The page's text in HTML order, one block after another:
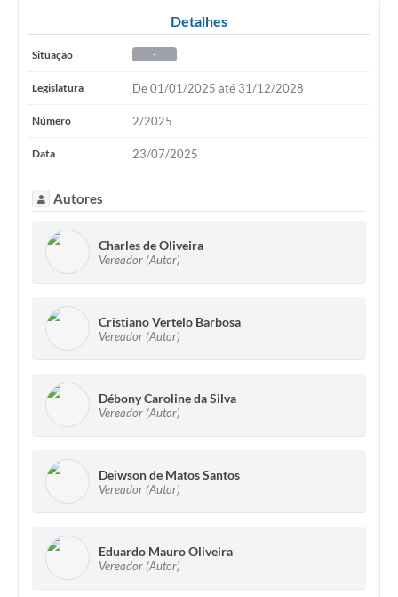
Detalhes
Situação -
Legislatura De 01/01/2025 até 31/12/2028
Número 2/2025
Data 23/07/2025
Autores
Charles de Oliveira
Vereador (Autor)
Cristiano Vertelo Barbosa
Vereador (Autor)
Débony Caroline da Silva
Vereador (Autor)
Deiwson de Matos Santos
Vereador (Autor)
Eduardo Mauro Oliveira
Vereador (Autor)